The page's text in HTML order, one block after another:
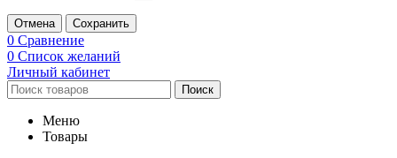
Отмена Сохранить
0 Сравнение
0 Список желаний
Личный кабинет
Поиск
Меню
Товары